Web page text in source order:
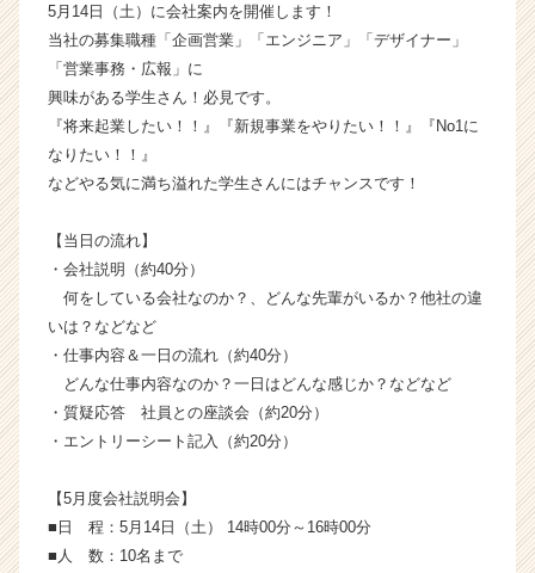
業
か
ら
ス
カ
が
活
ト
チ
ア
キ
ア
5月14日（土）に会社案内を開催します！
当社の募集職種「企画営業」「エンジニア」「デザイナー」
「営業事務・広報」に
興味がある学生さん！必見です。
『将来起業したい！！』『新規事業をやりたい！！』『No1に
なりたい！！』
などやる気に満ち溢れた学生さんにはチャンスです！
【当日の流れ】
・会社説明（約40分）
何をしている会社なのか？、どんな先輩がいるか？他社の違
いは？などなど
・仕事内容＆一日の流れ（約40分）
どんな仕事内容なのか？一日はどんな感じか？などなど
・質疑応答 社員との座談会（約20分）
・エントリーシート記入（約20分）
【5月度会社説明会】
■日 程：5月14日（土） 14時00分～16時00分
■人 数：10名まで